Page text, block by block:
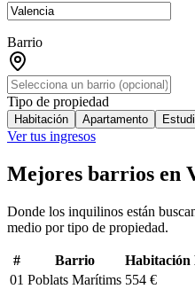
Barrio
Tipo de propiedad
Habitación Apartamento
Ver tus ingresos
Mejores barrios en
Donde los inquilinos están
medio por tipo de propiedad.
# Barrio Habitación
01 Poblats Marítims 554 €